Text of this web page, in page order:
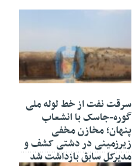
۰۸ مرداد ۱۴۰۵
سرقت نفت از خط لوله ملی
گوره-جاسک با انشعاب
پنهان؛ مخازن مخفی
زیرزمینی در دشتی کشف و
مدیرکل سابق بازداشت شد